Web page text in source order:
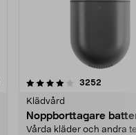
3252
Klädvård
Noppborttagare
Vårda kläder och andra
4.5av 5 stjärnor